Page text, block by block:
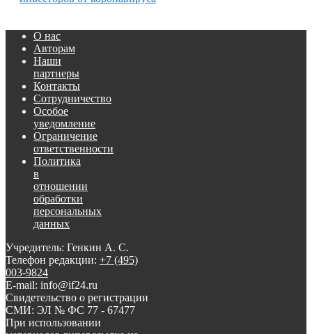
О нас
Авторам
Наши
партнеры
Контакты
Сотрудничество
Особое
уведомление
Ограничение
ответственности
Политика
в
отношении
обработки
персональных
данных
Учредитель: Генкин А. С.
Телефон редакции: +7 (495)
003-9824
E-mail: info@if24.ru
Свидетельство о регистрации
СМИ: ЭЛ № ФС 77 - 67477
При использовании